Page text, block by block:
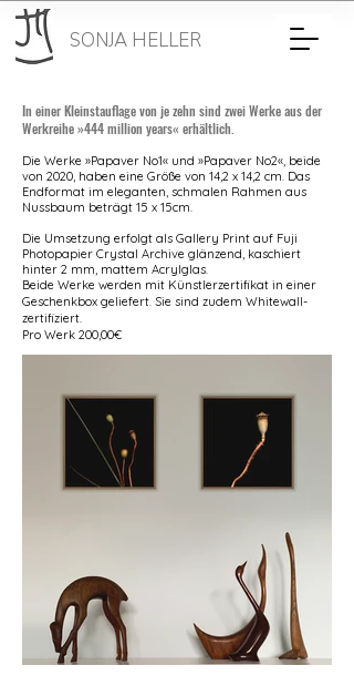
SONJA HELLER
In einer Kleinstauflage von je zehn sind zwei Werke aus der
Werkreihe »444 million years« erhältlich.​
Die Werke »Papaver No1« und »Papaver No2«, beide
von 2020, haben eine Größe von 14,2 x 14,2 cm. Das
Endformat im eleganten, schmalen Rahmen aus
Nussbaum beträgt 15 x 15cm.
Die Umsetzung erfolgt als Gallery Print auf Fuji
Photopapier Crystal Archive glänzend, kaschiert
hinter 2 mm, mattem Acrylglas.
Beide Werke werden mit Künstlerzertifikat in einer
Geschenkbox geliefert. Sie sind zudem Whitewall-
zertifiziert.
Pro Werk 200,00€